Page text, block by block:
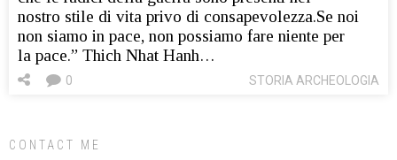
nostro stile di vita privo di consapevolezza.Se noi
non siamo in pace, non possiamo fare niente per
la pace.” Thich Nhat Hanh…
STORIA ARCHEOLOGIA
0
CONTACT ME